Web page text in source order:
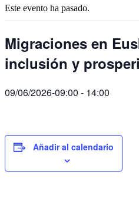
Este evento ha pasado.
Migraciones en
inclusión y
09/06/2026-09:00 - 14:00
Añadir al calendario